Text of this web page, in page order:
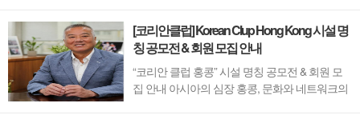
[코리안클럽] Korean Clup Hong Kong 시설 명
칭 공모전 & 회원 모집 안내
“코리안 클럽 홍콩” 시설 명칭 공모전 & 회원 모
집 안내 아시아의 심장 홍콩, 문화와 네트워크의